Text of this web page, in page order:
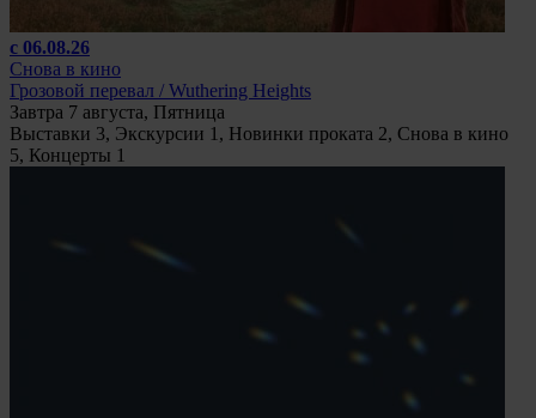
с 06.08.26
Снова в кино
Грозовой перевал / Wuthering Heights
Завтра 7 августа, Пятница
Выставки 3, Экскурсии 1 , Новинки проката 2, Снова в кино
5, Концерты 1